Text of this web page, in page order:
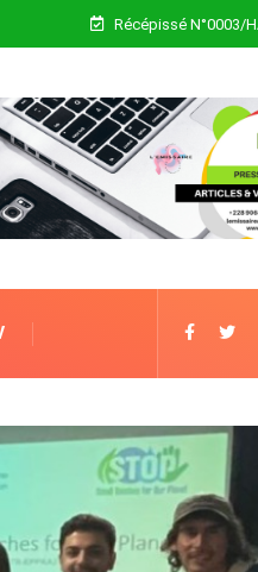
Récépissé N°0003/